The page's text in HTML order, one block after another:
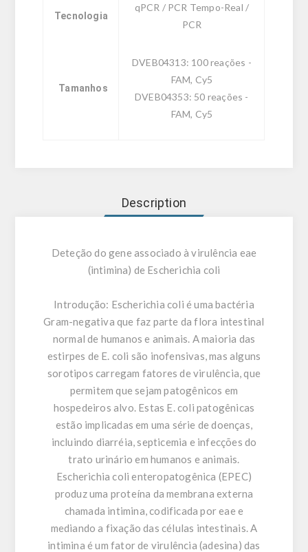
Tecnologia
qPCR / PCR Tempo-Real /
PCR
Tamanhos
DVEB04313: 100 reações -
FAM, Cy5
DVEB04353: 50 reações -
FAM, Cy5
Description
Deteção do gene associado à virulência eae
(intimina) de Escherichia coli
Introdução: Escherichia coli é uma bactéria
Gram-negativa que faz parte da flora intestinal
normal de humanos e animais. A maioria das
estirpes de E. coli são inofensivas, mas alguns
sorotipos carregam fatores de virulência, que
permitem que sejam patogênicos em
hospedeiros alvo. Estas E. coli patogênicas
estão implicadas em uma série de doenças,
incluindo diarréia, septicemia e infecções do
trato urinário em humanos e animais.
Escherichia coli enteropatogênica (EPEC)
produz uma proteína da membrana externa
chamada intimina, codificada por eae e
mediando a fixação das células intestinais. A
intimina é um fator de virulência (adesina) das